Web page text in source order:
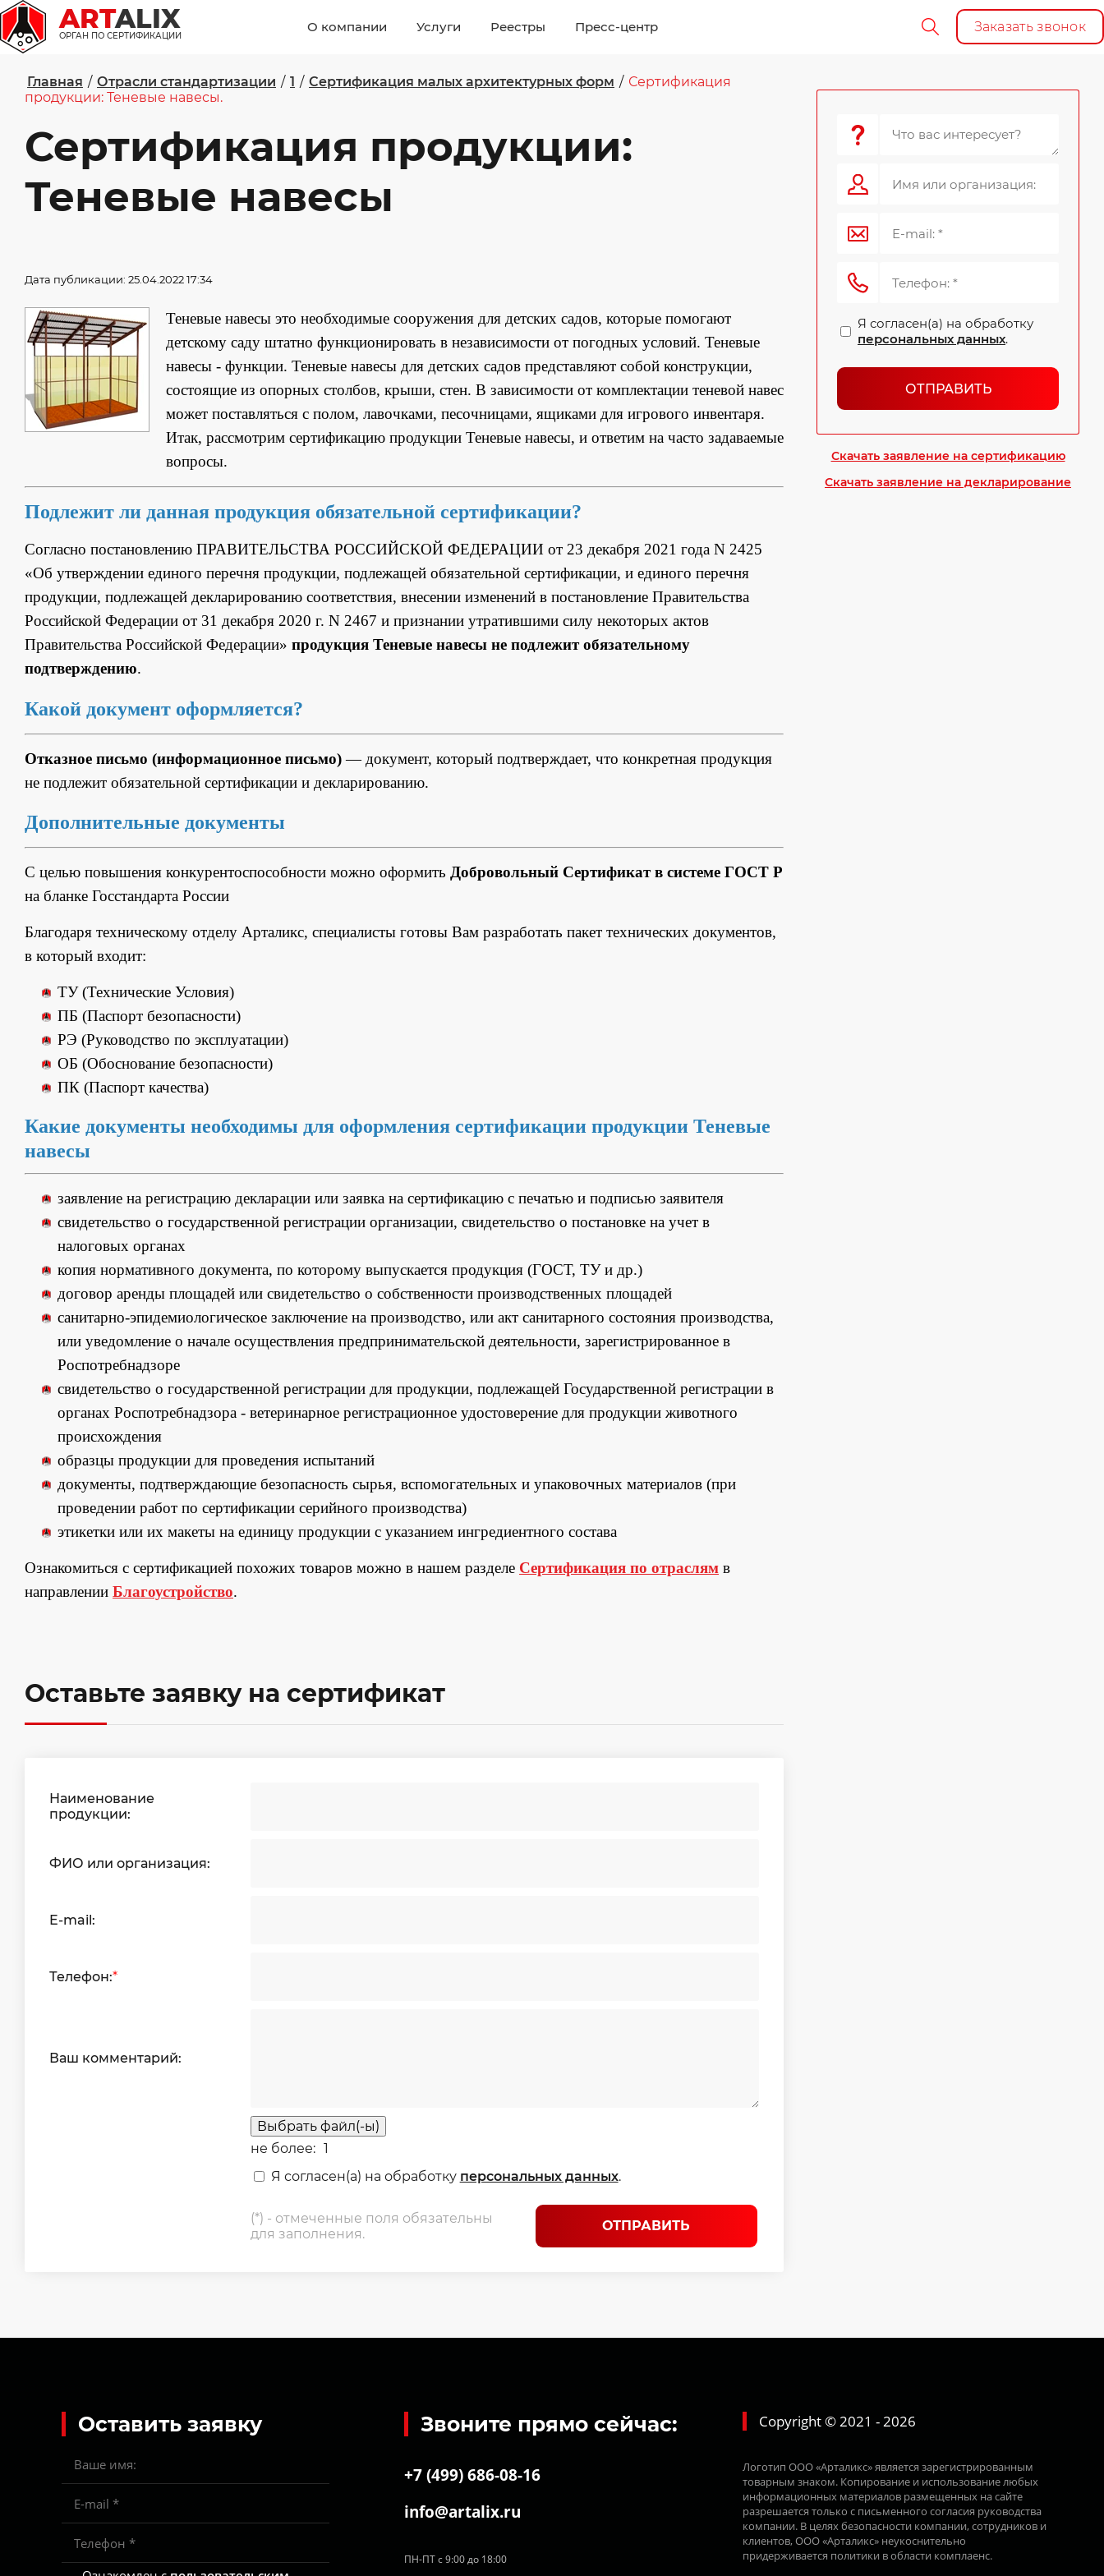
ARTALIX
ОРГАН ПО СЕРТИФИКАЦИИ
О компании Услуги Реестры Пресс-центр Заказать звонок
Главная / Отрасли стандартизации / 1 / Сертификация малых архитектурных форм / Сертификация
продукции: Теневые навесы.
Сертификация продукции:
Теневые навесы
Дата публикации: 25.04.2022 17:34
Теневые навесы это необходимые сооружения для детских садов, которые помогают
детскому саду штатно функционировать в независимости от погодных условий. Теневые
навесы - функции. Теневые навесы для детских садов представляют собой конструкции,
состоящие из опорных столбов, крыши, стен. В зависимости от комплектации теневой навес
может поставляться с полом, лавочками, песочницами, ящиками для игрового инвентаря.
Итак, рассмотрим сертификацию продукции Теневые навесы, и ответим на часто задаваемые
вопросы.
Подлежит ли данная продукция обязательной сертификации?
Согласно постановлению ПРАВИТЕЛЬСТВА РОССИЙСКОЙ ФЕДЕРАЦИИ от 23 декабря 2021 года N 2425
«Об утверждении единого перечня продукции, подлежащей обязательной сертификации, и единого перечня
продукции, подлежащей декларированию соответствия, внесении изменений в постановление Правительства
Российской Федерации от 31 декабря 2020 г. N 2467 и признании утратившими силу некоторых актов
Правительства Российской Федерации» продукция Теневые навесы не подлежит обязательному
подтверждению.
Какой документ оформляется?
Отказное письмо (информационное письмо)— документ, который подтверждает, что конкретная продукция
не подлежит обязательной сертификации и декларированию.
Дополнительные документы
С целью повышения конкурентоспособности можно оформить Добровольный Сертификат в системе ГОСТ Р
на бланке Госстандарта России
Благодаря техническому отделу Арталикс, специалисты готовы Вам разработать пакет технических документов,
в который входит:
ТУ (Технические Условия)
ПБ (Паспорт безопасности)
РЭ (Руководство по эксплуатации)
ОБ (Обоснование безопасности)
ПК (Паспорт качества)
Какие документы необходимы для оформления сертификации продукции Теневые
навесы
заявление на регистрацию декларации или заявка на сертификацию с печатью и подписью заявителя
свидетельство о государственной регистрации организации, свидетельство о постановке на учет в
налоговых органах
копия нормативного документа, по которому выпускается продукция (ГОСТ, ТУ и др.)
договор аренды площадей или свидетельство о собственности производственных площадей
санитарно-эпидемиологическое заключение на производство, или акт санитарного состояния производства,
или уведомление о начале осуществления предпринимательской деятельности, зарегистрированное в
Роспотребнадзоре
свидетельство о государственной регистрации для продукции, подлежащей Государственной регистрации в
органах Роспотребнадзора - ветеринарное регистрационное удостоверение для продукции животного
происхождения
образцы продукции для проведения испытаний
документы, подтверждающие безопасность сырья, вспомогательных и упаковочных материалов (при
проведении работ по сертификации серийного производства)
этикетки или их макеты на единицу продукции с указанием ингредиентного состава
Ознакомиться с сертификацией похожих товаров можно в нашем разделе Сертификация по отраслям в
направлении Благоустройство.
Оставьте заявку на сертификат
Наименование
продукции:
ФИО или организация:
E-mail:
Телефон:*
Ваш комментарий:
Выбрать файл(-ы)
не более: 1
Я согласен(а) на обработку персональных данных.
(*) - отмеченные поля обязательны
для заполнения.
ОТПРАВИТЬ
Я согласен(а) на обработку
персональных данных.
ОТПРАВИТЬ
Скачать заявление на сертификацию
Скачать заявление на декларирование
Copyright © 2021 - 2026
Логотип ООО «Арталикс» является зарегистрированным
товарным знаком. Копирование и использование любых
информационных материалов размещенных на сайте
разрешается только с письменного согласия руководства
компании. В целях безопасности компании, сотрудников и
клиентов, ООО «Арталикс» неукоснительно
придерживается политики в области комплаенс.
Звоните прямо сейчас:
+7 (499) 686-08-16
info@artalix.ru
ПН-ПТ с 9:00 до 18:00
Оставить заявку